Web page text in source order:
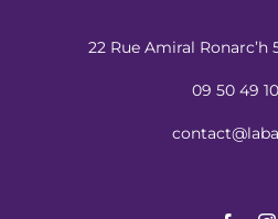
22 Rue Amiral Ronarc’h
09 50 49